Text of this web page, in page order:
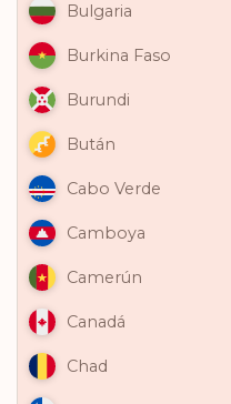
Bulgaria
Burkina Faso
Burundi
Bután
Cabo Verde
Camboya
Camerún
Canadá
Chad